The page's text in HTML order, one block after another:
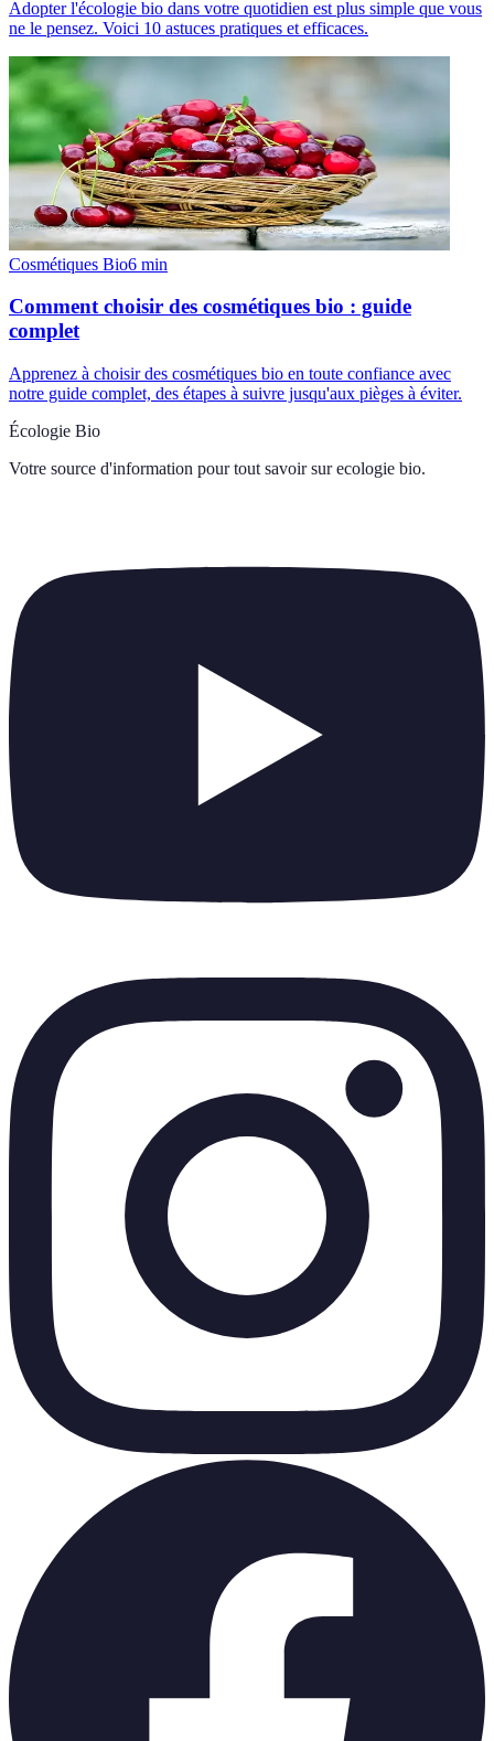
Adopter l'écologie bio dans votre quotidien est plus simple que vous
ne le pensez. Voici 10 astuces pratiques et efficaces.
Cosmétiques Bio6 min
Comment choisir des cosmétiques bio : guide
complet
Apprenez à choisir des cosmétiques bio en toute confiance avec
notre guide complet, des étapes à suivre jusqu'aux pièges à éviter.
Écologie Bio
Votre source d'information pour tout savoir sur ecologie bio.